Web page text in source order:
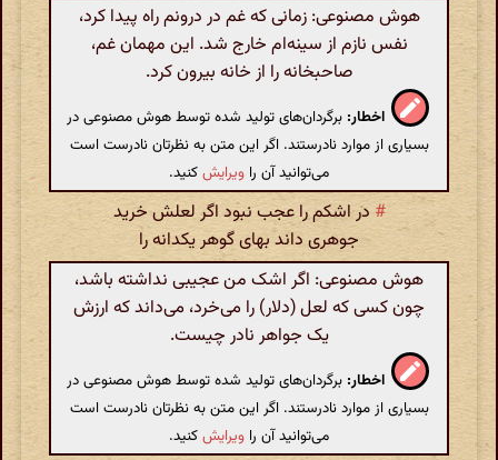
هوش مصنوعی: زمانی که غم در درونم راه پیدا کرد،
نفس نازم از سینه‌ام خارج شد. این مهمان غم،
صاحبخانه را از خانه بیرون کرد.
اخطار: برگردان‌های تولید شده توسط هوش مصنوعی در
بسیاری از موارد نادرستند. اگر این متن به نظرتان نادرست است
می‌توانید آن را ویرایشکنید.
# در اشکم را عجب نبود اگر لعلش خرید
جوهری داند بهای گوهر یکدانه را
هوش مصنوعی: اگر اشک من عجیبی نداشته باشد،
چون کسی که لعل (دلار) را می‌خرد، می‌داند که ارزش
یک جواهر نادر چیست.
اخطار: برگردان‌های تولید شده توسط هوش مصنوعی در
بسیاری از موارد نادرستند. اگر این متن به نظرتان نادرست است
می‌توانید آن را ویرایشکنید.